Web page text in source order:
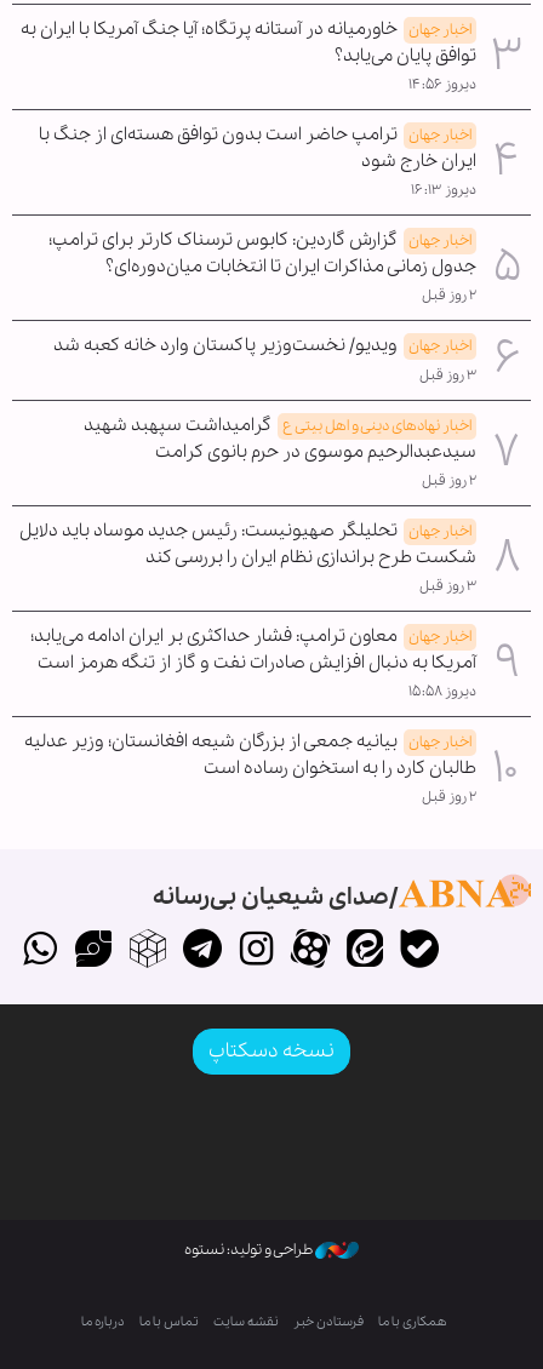
اخبار جهان خاورمیانه در آستانه پرتگاه؛ آیا جنگ آمریکا با ایران به
توافق پایان می‌یابد؟
دیروز ۱۴:۵۶
اخبار جهان ترامپ حاضر است بدون توافق هسته‌ای از جنگ با
ایران خارج شود
دیروز ۱۶:۱۳
اخبار جهان گزارش گاردین: کابوس ترسناک کارتر برای ترامپ؛
جدول زمانی مذاکرات ایران تا انتخابات میان‌دوره‌ای؟
۲ روز قبل
اخبار جهان ویدیو/ نخست‌وزیر پاکستان وارد خانه کعبه شد
۳ روز قبل
اخبار نهادهای دینی و اهل بیتی ع گرامیداشت سپهبد شهید
سیدعبدالرحیم موسوی در حرم بانوی کرامت
۲ روز قبل
اخبار جهان تحلیلگر صهیونیست: رئیس جدید موساد باید دلایل
شکست طرح براندازی نظام ایران را بررسی کند
۳ روز قبل
اخبار جهان معاون ترامپ: فشار حداکثری بر ایران ادامه می‌یابد؛
آمریکا به دنبال افزایش صادرات نفت و گاز از تنگه هرمز است
دیروز ۱۵:۵۸
اخبار جهان بیانیه جمعی از بزرگان شیعه افغانستان؛ وزیر عدلیه
طالبان کارد را به استخوان رساده است
۲ روز قبل
صدای شیعیان بی‌رسانه
نسخه دسکتاپ
طراحی و تولید: نستوه
همکاری با ما فرستادن خبر نقشه سایت تماس با ما درباره ما